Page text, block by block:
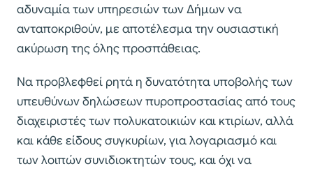
αδυναμία των υπηρεσιών των Δήμων να
ανταποκριθούν, με αποτέλεσμα την ουσιαστική
ακύρωση της όλης προσπάθειας.
Να προβλεφθεί ρητά η δυνατότητα υποβολής των
υπευθύνων δηλώσεων πυροπροστασίας από τους
διαχειριστές των πολυκατοικιών και κτιρίων, αλλά
και κάθε είδους συγκυρίων, για λογαριασμό και
των λοιπών συνιδιοκτητών τους, και όχι να